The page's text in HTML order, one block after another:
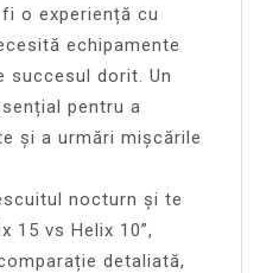
o experiență cu
echipamente
succesul dorit. Un
pentru a
și a urmări mișcările
nocturn și te
15 vs Helix 10”,
detaliată,